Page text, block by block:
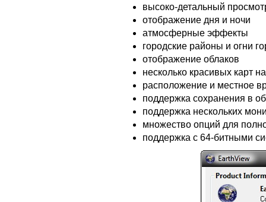
высоко-детальный
отображение дня и ночи
атмосферные эффекты
городские районы и огни
отображение облаков
несколько красивых карт
расположение и местное
поддержка сохранения в
поддержка нескольких
множество опций для
поддержка с 64-битными